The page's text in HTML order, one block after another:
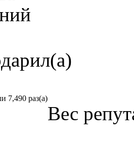
7,490 раз(а)
Вес